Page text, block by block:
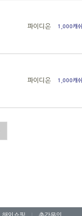
파이디온 1,000캐쉬
파이디온 1,000캐쉬